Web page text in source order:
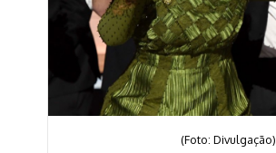
(Foto: Divulgação)